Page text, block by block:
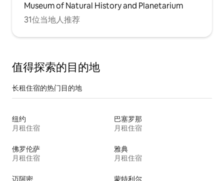
Museum of Natural History and Planetarium
31位当地人推荐
值得探索的目的地
长租住宿的热门目的地
纽约
月租住宿
巴塞罗那
月租住宿
佛罗伦萨
月租住宿
雅典
月租住宿
迈阿密 蒙特利尔